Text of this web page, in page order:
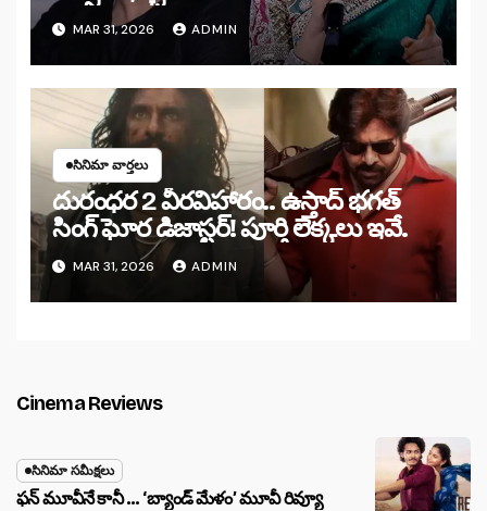
MAR 31, 2026 ADMIN
సినిమా వార్తలు
దురంధర 2 వీరవిహారం.. ఉస్తాద్ భగత్
సింగ్ ఘోర డిజాస్టర్! పూర్తి లెక్కలు ఇవే.
MAR 31, 2026 ADMIN
Cinema Reviews
సినిమా సమీక్షలు
ఫన్ మూవీనే కానీ … ‘బ్యాండ్‌ మేళం’ మూవీ రివ్యూ